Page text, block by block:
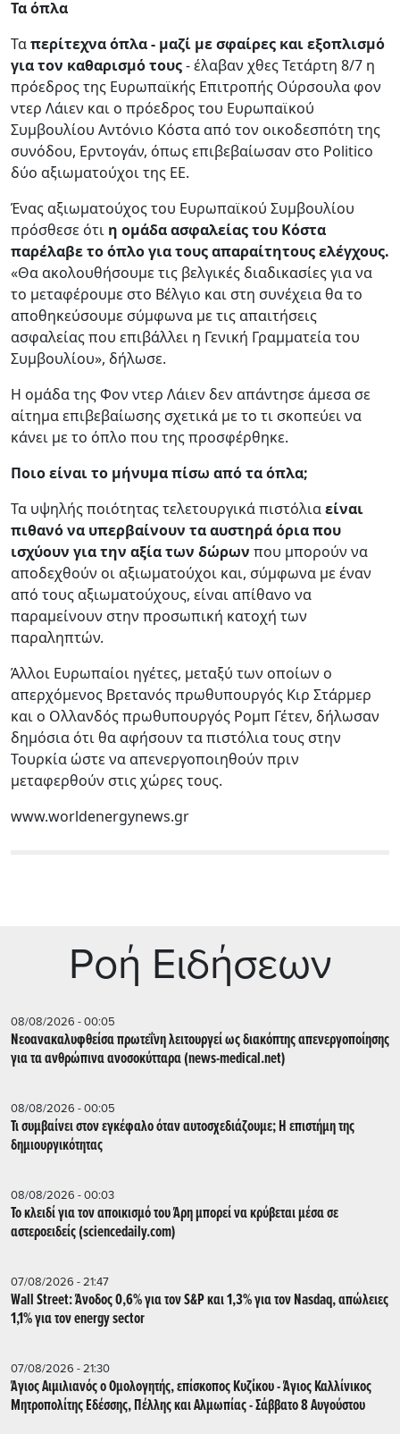
Τα όπλα
Ταπερίτεχνα όπλα - μαζί με σφαίρες και εξοπλισμό
για τον καθαρισμό τους- έλαβαν χθες Τετάρτη 8/7 η
πρόεδρος της Ευρωπαϊκής Επιτροπής Ούρσουλα φον
ντερ Λάιεν και ο πρόεδρος του Ευρωπαϊκού
Συμβουλίου Αντόνιο Κόστα από τον οικοδεσπότη της
συνόδου, Ερντογάν, όπως επιβεβαίωσαν στο Politico
δύο αξιωματούχοι της ΕΕ.
Ένας αξιωματούχος του Ευρωπαϊκού Συμβουλίου
πρόσθεσε ότι η ομάδα ασφαλείας του Κόστα
παρέλαβε το όπλο για τους απαραίτητους ελέγχους.
«Θα ακολουθήσουμε τις βελγικές διαδικασίες για να
το μεταφέρουμε στο Βέλγιο και στη συνέχεια θα το
αποθηκεύσουμε σύμφωνα με τις απαιτήσεις
ασφαλείας που επιβάλλει η Γενική Γραμματεία του
Συμβουλίου», δήλωσε.
Η ομάδα της Φον ντερ Λάιεν δεν απάντησε άμεσα σε
αίτημα επιβεβαίωσης σχετικά με το τι σκοπεύει να
κάνει με το όπλο που της προσφέρθηκε.
Ποιο είναι το μήνυμα πίσω από τα όπλα;
Τα υψηλής ποιότητας τελετουργικά πιστόλιαείναι
πιθανό να υπερβαίνουν τα αυστηρά όρια που
ισχύουν για την αξία των δώρων που μπορούν να
αποδεχθούν οι αξιωματούχοι και, σύμφωνα με έναν
από τους αξιωματούχους, είναι απίθανο να
παραμείνουν στην προσωπική κατοχή των
παραληπτών.
Άλλοι Ευρωπαίοι ηγέτες, μεταξύ των οποίων ο
απερχόμενος Βρετανός πρωθυπουργός Κιρ Στάρμερ
και ο Ολλανδός πρωθυπουργός Ρομπ Γέτεν, δήλωσαν
δημόσια ότι θα αφήσουν τα πιστόλια τους στην
Τουρκία ώστε να απενεργοποιηθούν πριν
μεταφερθούν στις χώρες τους.
www.worldenergynews.gr
Ρoή Ειδήσεων
08/08/2026 - 00:05
Νεοανακαλυφθείσα πρωτεΐνη λειτουργεί ως διακόπτης απενεργοποίησης
για τα ανθρώπινα ανοσοκύτταρα (news-medical.net)
08/08/2026 - 00:05
Τι συμβαίνει στον εγκέφαλο όταν αυτοσχεδιάζουμε; Η επιστήμη της
δημιουργικότητας
08/08/2026 - 00:03
Το κλειδί για τον αποικισμό του Άρη μπορεί να κρύβεται μέσα σε
αστεροειδείς (sciencedaily.com)
07/08/2026 - 21:47
Wall Street: Άνοδος 0,6% για τον S&P και 1,3% για τον Nasdaq, απώλειες
1,1% για τον energy sector
07/08/2026 - 21:30
Άγιος Αιμιλιανός ο Ομολογητής, επίσκοπος Κυζίκου - Άγιος Καλλίνικος
Μητροπολίτης Εδέσσης, Πέλλης και Αλμωπίας - Σάββατο 8 Αυγούστου